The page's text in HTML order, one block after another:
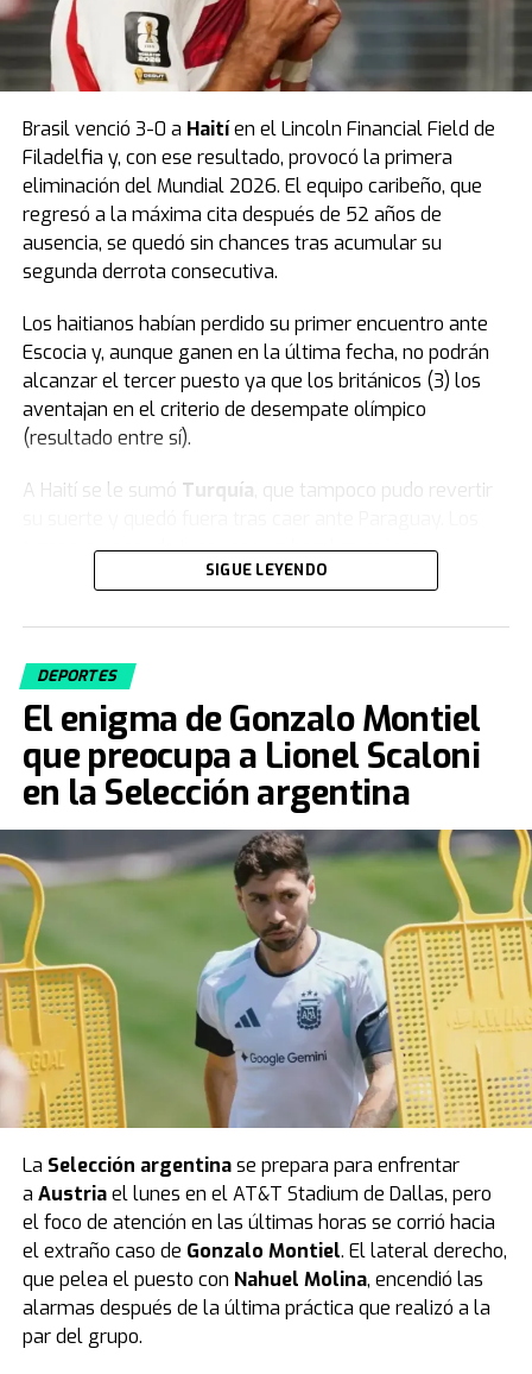
Brasil venció 3-0 a Haitíen el Lincoln Financial Field de
Filadelfia y, con ese resultado, provocó la primera
eliminación del Mundial 2026. El equipo caribeño, que
regresó a la máxima cita después de 52 años de
ausencia, se quedó sin chances tras acumular su
segunda derrota consecutiva.
Los haitianos habían perdido su primer encuentro ante
Escocia y, aunque ganen en la última fecha, no podrán
alcanzar el tercer puesto ya que los británicos (3) los
aventajan en el criterio de desempate olímpico
(resultado entre sí).
A Haití se le sumó Turquía , que tampoco pudo revertir
turcos, a pesar de jugar con un hombre más, no
lograron dar vuelta el resultado y firmaron una rápida
Mundo.
Fuente: TN
SIGUE LEYENDO
DEPORTES
El enigma de Gonzalo Montiel
que preocupa a Lionel Scaloni
en la Selección argentina
La Selección argentinase prepara para enfrentar
a Austriael lunes en el AT&T Stadium de Dallas, pero
el foco de atención en las últimas horas se corrió hacia
el extraño caso de Gonzalo Montiel. El lateral derecho,
que pelea el puesto con Nahuel Molina, encendió las
alarmas después de la última práctica que realizó a la
par del grupo.